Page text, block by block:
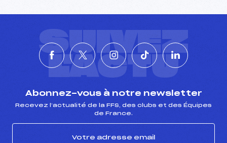
SUIVEZ
L'ACTU
Abonnez-vous à notre newsletter
Recevez l’actualité de la FFS, des clubs et des Équipes
de France.